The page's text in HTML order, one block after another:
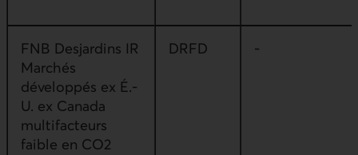
FNB Desjardins IR
Marchés
développés ex É.-
U. ex Canada
multifacteurs
faible en CO2
DRFD -